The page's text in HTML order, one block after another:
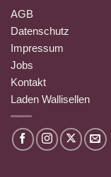
AGB
Datenschutz
Impressum
Jobs
Kontakt
Laden Wallisellen